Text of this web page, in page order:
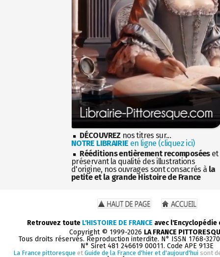
DÉCOUVREZ nos titres sur...
NOTRE LIBRAIRIE en ligne (cliquez ici)
Rééditions entièrement recomposéeset
préservant la qualité des illustrations
d'origine, nos ouvrages sont consacrés à la
petite et la grande Histoire de France
Retrouvez toute L'HISTOIRE DE FRANCE avec
Copyright © 1999-2026 LA FRANCE
Tous droits réservés. Reproduction interdite. N° ISSN 1768-
N° Siret 481 246619 00011. Code APE 913E
La France pittoresque et Guide de la France d'hier et d'aujourd'hui sont